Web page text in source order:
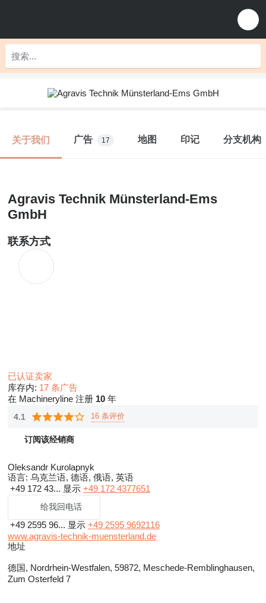
关于我们 广告 17 地图 印记 分支机构
Agravis Technik Münsterland-Ems
GmbH
联系方式
已认证卖家
库存内: 17 条广告
在 Machineryline 注册 10 年
4.1 16 条评价
订阅该经销商
Oleksandr Kurolapnyk
语言: 乌克兰语, 德语, 俄语, 英语
+49 172 43... 显示 +49 172 4377651
给我回电话
+49 2595 96... 显示 +49 2595 9692116
www.agravis-technik-muensterland.de
地址
德国, Nordrhein-Westfalen, 59872, Meschede-Remblinghausen,
Zum Osterfeld 7